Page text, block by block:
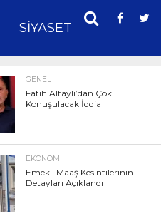
SIYASET SPOR
GENEL
Fatih Altaylı’dan Çok
Konuşulacak İddia
EKONOMI
Emekli Maaş Kesintilerinin
Detayları Açıklandı